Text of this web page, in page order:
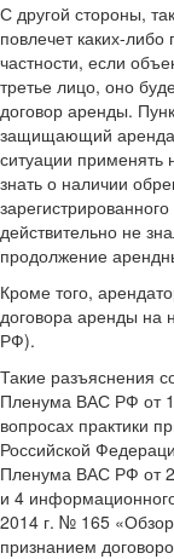
С другой стороны,
повлечет каких-
частности, если
третье лицо, оно
договор аренды.
защищающий
ситуации применять
знать о наличии
действительно не
продолжение
Кроме того,
договора аренды на
РФ).
Такие разъяснения
Пленума ВАС РФ от
вопросах практики
Российской
Пленума ВАС РФ от
и 4
2014 г. № 165
признанием